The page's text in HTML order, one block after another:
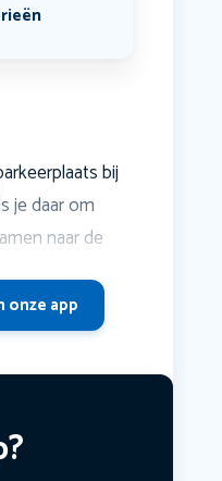
bij
je daar om
naar de
onze app